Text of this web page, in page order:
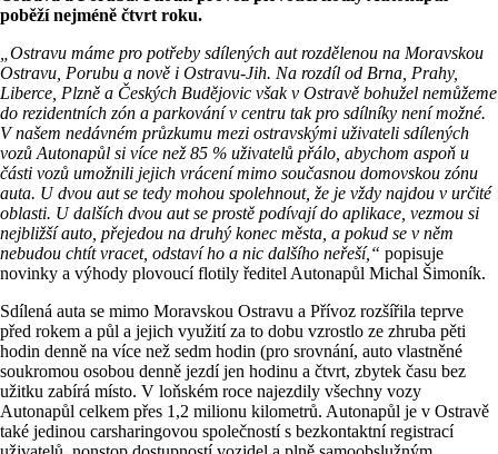
poběží nejméně čtvrt roku.
„Ostravu máme pro potřeby sdílených aut rozdělenou na Moravskou
Ostravu, Porubu a nově i Ostravu-Jih. Na rozdíl od Brna, Prahy,
Liberce, Plzně a Českých Budějovic však v Ostravě bohužel nemůžeme
do rezidentních zón a parkování v centru tak pro sdílníky není možné.
V našem nedávném průzkumu mezi ostravskými uživateli sdílených
vozů Autonapůl si více než 85 % uživatelů přálo, abychom aspoň u
části vozů umožnili jejich vrácení mimo současnou domovskou zónu
auta. U dvou aut se tedy mohou spolehnout, že je vždy najdou v určité
oblasti. U dalších dvou aut se prostě podívají do aplikace, vezmou si
nejbližší auto, přejedou na druhý konec města, a pokud se v něm
nebudou chtít vracet, odstaví ho a nic dalšího neřeší,“ popisuje
novinky a výhody plovoucí flotily ředitel Autonapůl Michal Šimoník.
Sdílená auta se mimo Moravskou Ostravu a Přívoz rozšířila teprve
před rokem a půl a jejich využití za to dobu vzrostlo ze zhruba pěti
hodin denně na více než sedm hodin (pro srovnání, auto vlastněné
soukromou osobou denně jezdí jen hodinu a čtvrt, zbytek času bez
užitku zabírá místo. V loňském roce najezdily všechny vozy
Autonapůl celkem přes 1,2 milionu kilometrů. Autonapůl je v Ostravě
také jedinou carsharingovou společností s bezkontaktní registrací